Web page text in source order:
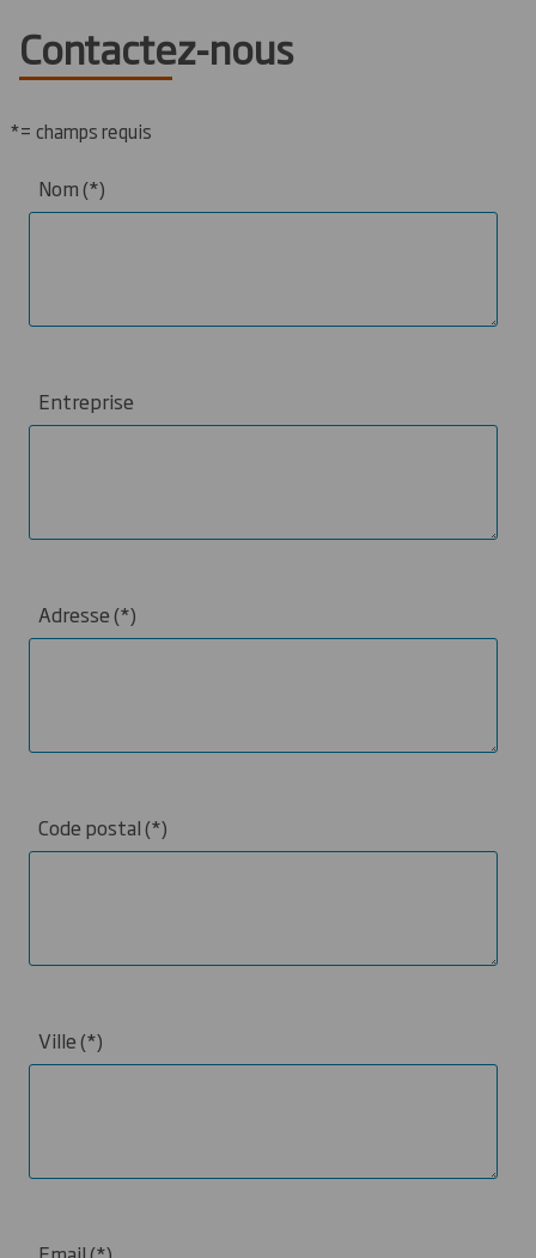
Contactez-nous
*= champs requis
Nom
Entreprise
Adresse
Code postal
Ville